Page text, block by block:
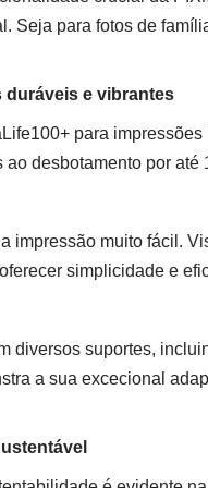
Seja para fotos de
duráveis ​​e vibrantes
para
desbotamento por
impressão muito fácil.
simplicidade e
diversos suportes,
a sua excecional